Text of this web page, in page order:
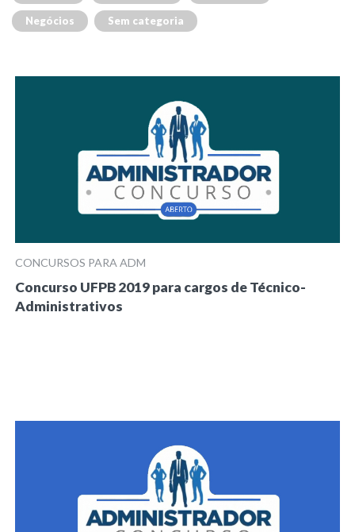
Negócios Sem categoria
CONCURSOS PARA ADM
Concurso UFPB 2019 para cargos de Técnico-
Administrativos